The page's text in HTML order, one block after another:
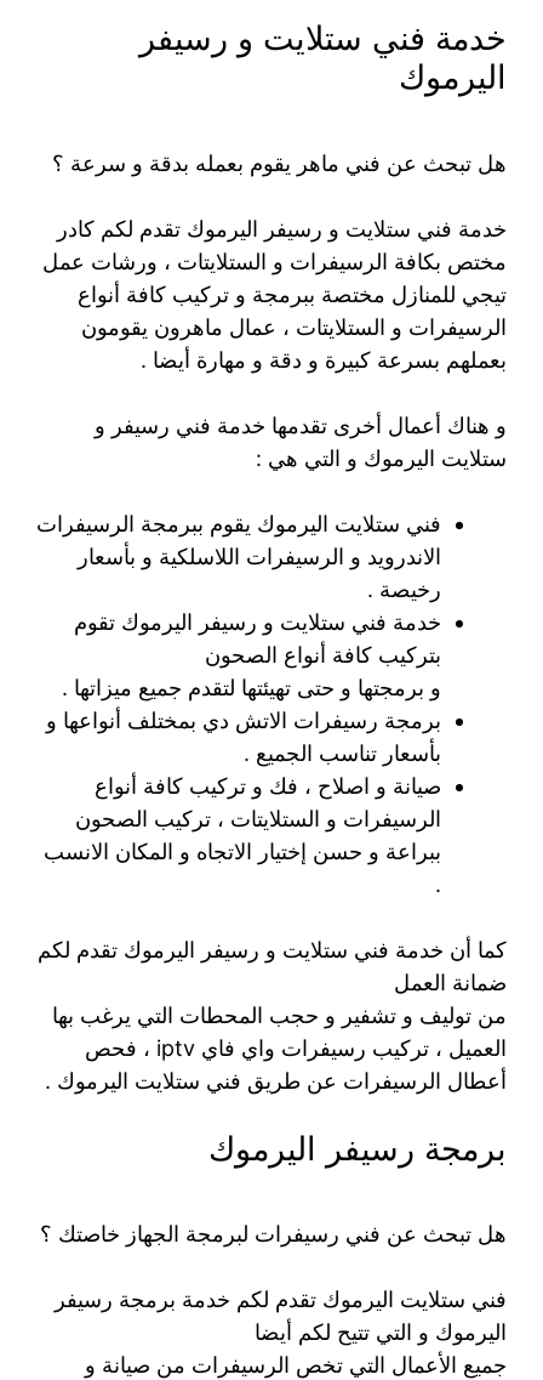
خدمة فني ستلايت و رسيفر
اليرموك
هل تبحث عن فني ماهر يقوم بعمله بدقة و سرعة ؟
خدمة فني ستلايت و رسيفر اليرموك تقدم لكم كادر
مختص بكافة الرسيفرات و الستلايتات ، ورشات عمل
تيجي للمنازل مختصة ببرمجة و تركيب كافة أنواع
الرسيفرات و الستلايتات ، عمال ماهرون يقومون
بعملهم بسرعة كبيرة و دقة و مهارة أيضا .
و هناك أعمال أخرى تقدمها خدمة فني رسيفر و
ستلايت اليرموك و التي هي :
فني ستلايت اليرموك يقوم ببرمجة الرسيفرات
الاندرويد و الرسيفرات اللاسلكية و بأسعار
رخيصة .
خدمة فني ستلايت و رسيفر اليرموك تقوم
بتركيب كافة أنواع الصحون
و برمجتها و حتى تهيئتها لتقدم جميع ميزاتها .
برمجة رسيفرات الاتش دي بمختلف أنواعها و
بأسعار تناسب الجميع .
صيانة و اصلاح ، فك و تركيب كافة أنواع
الرسيفرات و الستلايتات ، تركيب الصحون
ببراعة و حسن إختيار الاتجاه و المكان الانسب
.
كما أن خدمة فني ستلايت و رسيفر اليرموك تقدم لكم
ضمانة العمل
من توليف و تشفير و حجب المحطات التي يرغب بها
العميل ، تركيب رسيفرات واي فاي iptv ، فحص
أعطال الرسيفرات عن طريق فني ستلايت اليرموك .
برمجة رسيفر اليرموك
هل تبحث عن فني رسيفرات لبرمجة الجهاز خاصتك ؟
فني ستلايت اليرموك تقدم لكم خدمة برمجة رسيفر
اليرموك و التي تتيح لكم أيضا
جميع الأعمال التي تخص الرسيفرات من صيانة و